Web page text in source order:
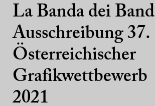
La Banda dei
Ausschreibung 37.
Österreichischer
Grafikwettbewerb
2021